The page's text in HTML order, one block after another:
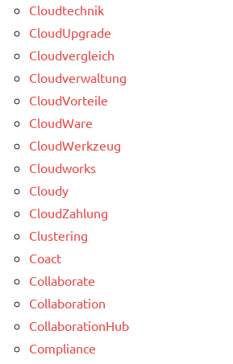
Cloudtechnik
CloudUpgrade
Cloudvergleich
Cloudverwaltung
CloudVorteile
CloudWare
CloudWerkzeug
Cloudworks
Cloudy
CloudZahlung
Clustering
Coact
Collaborate
Collaboration
CollaborationHub
Compliance